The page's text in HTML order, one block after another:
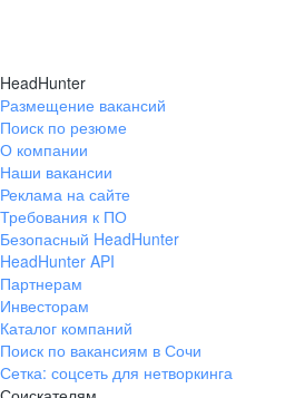
HeadHunter
Размещение вакансий
Поиск по резюме
О компании
Наши вакансии
Реклама на сайте
Требования к ПО
Безопасный HeadHunter
HeadHunter API
Партнерам
Инвесторам
Каталог компаний
Поиск по вакансиям в Сочи
Сетка: соцсеть для нетворкинга